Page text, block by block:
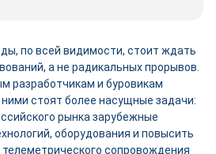
по всей видимости, стоит ждать
а не радикальных прорывов.
разработчикам и буровикам
ними стоят более насущные задачи:
рынка зарубежные
оборудования и повысить
сопровождения